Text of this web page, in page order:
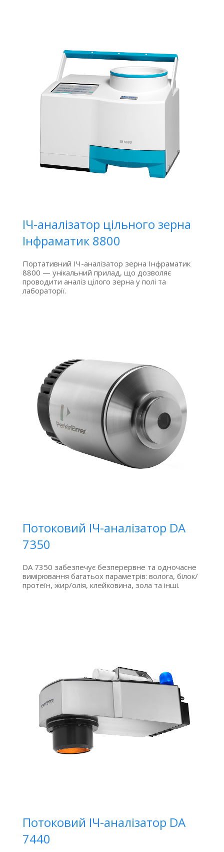
ІЧ-аналізатор цільного зерна
Інфраматик 8800
Портативний ІЧ-аналізатор зерна Інфраматик
8800 — унікальний прилад, що дозволяє
проводити аналіз цілого зерна у полі та
лабораторії.
Потоковий ІЧ-аналізатор DA
7350
DA 7350 забезпечує безперервне та одночасне
вимірювання багатьох параметрів: волога, білок/
протеїн, жир/олія, клейковина, зола та інші.
Потоковий ІЧ-аналізатор DA
7440